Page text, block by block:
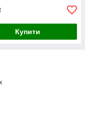
Купити